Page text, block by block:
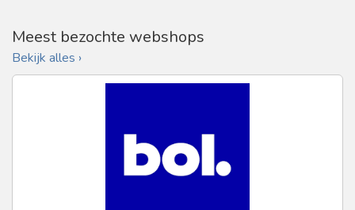
Meest bezochte webshops
Bekijk alles ›